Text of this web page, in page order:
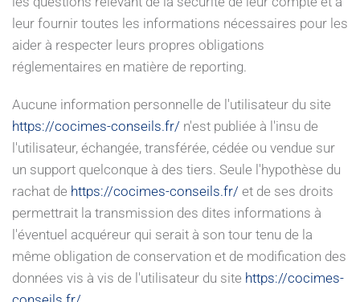
leur fournir toutes les informations nécessaires pour les
aider à respecter leurs propres obligations
réglementaires en matière de reporting.
Aucune information personnelle de l'utilisateur du site
https://cocimes-conseils.fr/ n'est publiée à l'insu de
l'utilisateur, échangée, transférée, cédée ou vendue sur
un support quelconque à des tiers. Seule l'hypothèse du
rachat de https://cocimes-conseils.fr/ et de ses droits
permettrait la transmission des dites informations à
l'éventuel acquéreur qui serait à son tour tenu de la
même obligation de conservation et de modification des
données vis à vis de l'utilisateur du site https://cocimes-